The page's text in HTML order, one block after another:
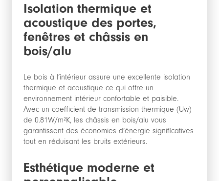
Isolation thermique et
acoustique des portes,
fenêtres et châssis en
bois/alu
Le bois à l’intérieur assure une excellente isolation
thermique et acoustique ce qui offre un
environnement intérieur confortable et paisible.
Avec un coefficient de transmission thermique (Uw)
de 0.81W/m²K, les châssis en bois/alu vous
garantissent des économies d’énergie significatives
tout en réduisant les bruits extérieurs.
Esthétique moderne et